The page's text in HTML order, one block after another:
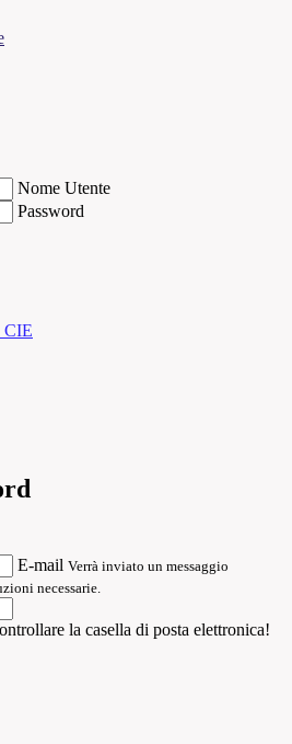
Nome Utente
Password
CIE
E-mail Verrà inviato un messaggio
necessarie.
la casella di posta elettronica!